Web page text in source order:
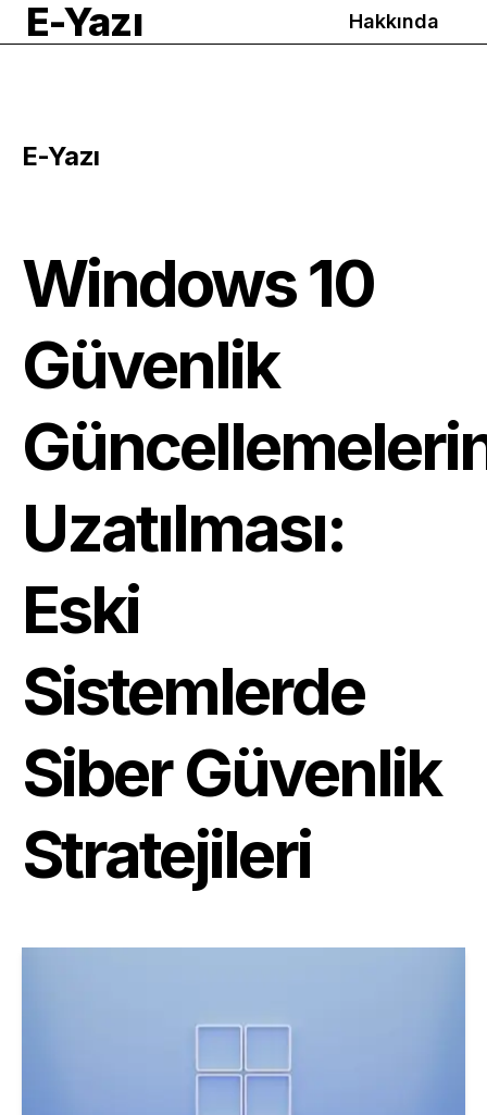
E-Yazı Hakkında
E-Yazı
Windows 10
Güvenlik
Uzatılması:
Eski
Sistemlerde
Siber Güvenlik
Stratejileri